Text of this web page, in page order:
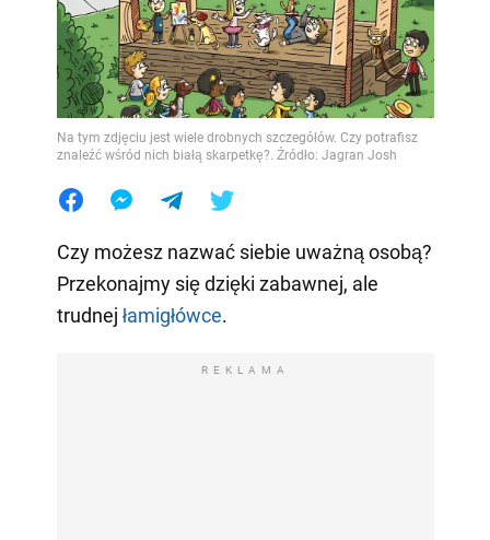
Na tym zdjęciu jest wiele drobnych szczegółów. Czy potrafisz
znaleźć wśród nich białą skarpetkę?. Źródło: Jagran Josh
Czy możesz nazwać siebie uważną osobą?
Przekonajmy się dzięki zabawnej, ale
trudnej łamigłówce.
REKLAMA